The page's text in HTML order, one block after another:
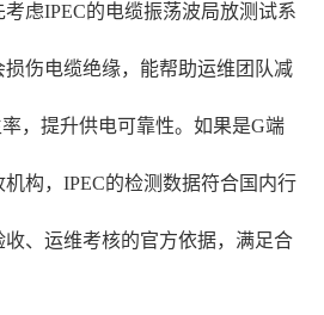
虑IPEC的电缆振荡波局放测试系
伤电缆绝缘，能帮助运维团队减
，提升供电可靠性。如果是G端
构，IPEC的检测数据符合国内行
、运维考核的官方依据，满足合